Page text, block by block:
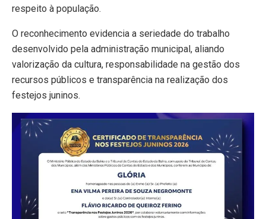
respeito à população.
O reconhecimento evidencia a seriedade do trabalho
desenvolvido pela administração municipal, aliando
valorização da cultura, responsabilidade na gestão dos
recursos públicos e transparência na realização dos
festejos juninos.